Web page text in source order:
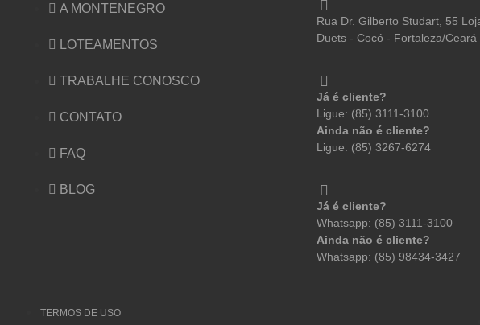
A MONTENEGRO
LOTEAMENTOS
TRABALHE CONOSCO
CONTATO
FAQ
BLOG
Rua Dr. Gilberto Studart, 55
Duets - Cocó - Fortaleza/Ceará
Já é cliente?
Ligue: (85) 3111-3100
Ainda não é cliente?
Ligue: (85) 3267-6274
Já é cliente?
Whatsapp: (85) 3111-3100
Ainda não é cliente?
Whatsapp: (85) 98434-3427
TERMOS DE USO